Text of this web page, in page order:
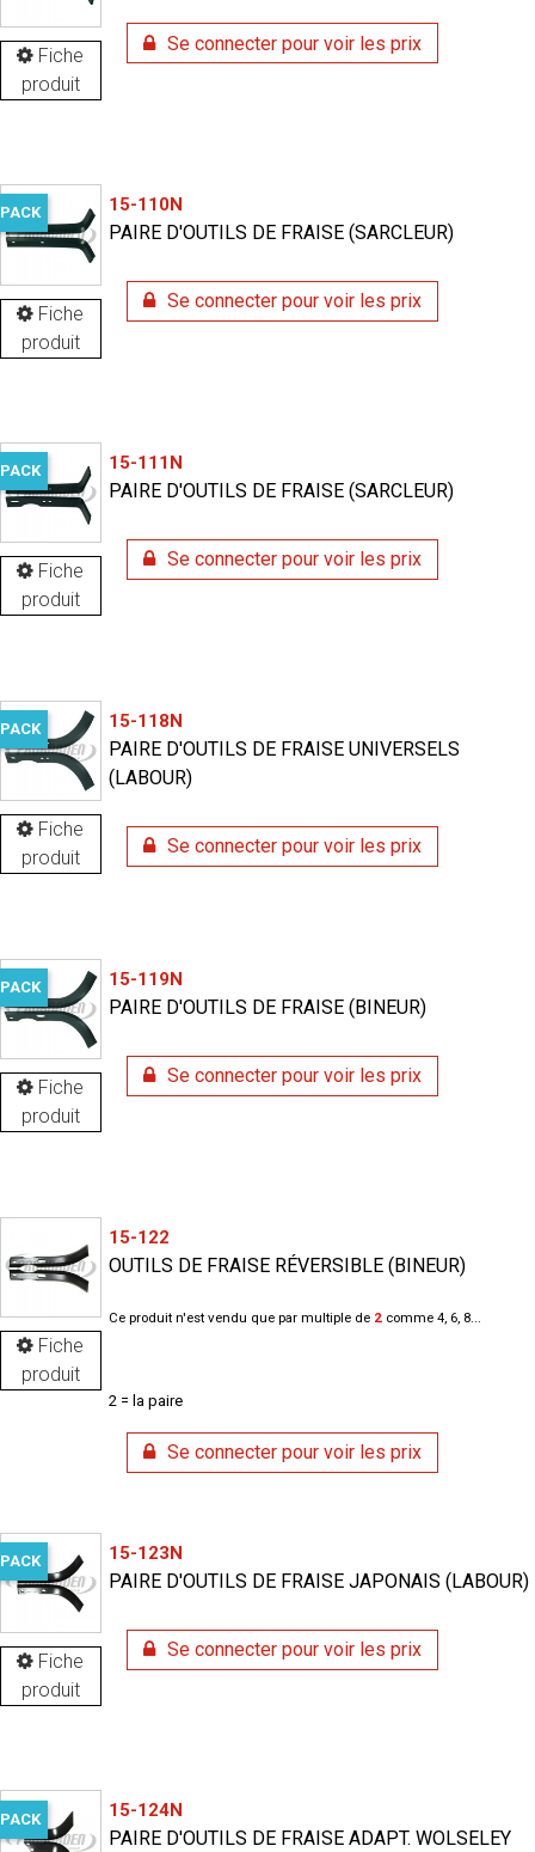
Fiche
produit
Se connecter pour voir les prix
Fiche
produit
PACK 15-110N
PAIRE D'OUTILS DE FRAISE (SARCLEUR)
Se connecter pour voir les prix
Fiche
produit
PACK 15-111N
PAIRE D'OUTILS DE FRAISE (SARCLEUR)
Se connecter pour voir les prix
Fiche
produit
PACK 15-118N
PAIRE D'OUTILS DE FRAISE UNIVERSELS
(LABOUR)
Se connecter pour voir les prix
Fiche
produit
PACK 15-119N
PAIRE D'OUTILS DE FRAISE (BINEUR)
Se connecter pour voir les prix
Fiche
produit
15-122
OUTILS DE FRAISE RÉVERSIBLE (BINEUR)
Ce produit n'est vendu que par multiple de 2comme 4, 6, 8...
2 = la paire
Se connecter pour voir les prix
Fiche
produit
PACK 15-123N
PAIRE D'OUTILS DE FRAISE JAPONAIS (LABOUR)
Se connecter pour voir les prix
PACK 15-124N
PAIRE D'OUTILS DE FRAISE ADAPT. WOLSELEY